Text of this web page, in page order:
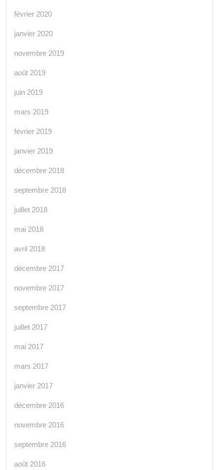
février 2020
janvier 2020
novembre 2019
août 2019
juin 2019
mars 2019
février 2019
janvier 2019
décembre 2018
septembre 2018
juillet 2018
mai 2018
avril 2018
décembre 2017
novembre 2017
septembre 2017
juillet 2017
mai 2017
mars 2017
janvier 2017
décembre 2016
novembre 2016
septembre 2016
août 2016